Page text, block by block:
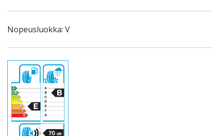
Nopeusluokka: V